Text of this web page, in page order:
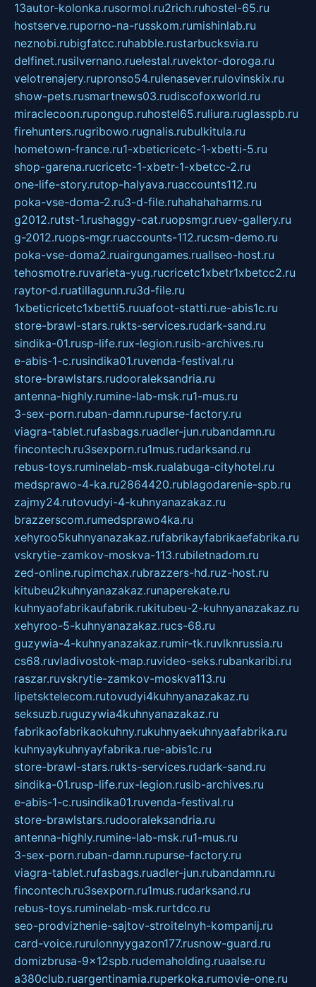
13autor-kolonka.rusormol.ru2rich.ruhostel-65.ru
hostserve.ruporno-na-russkom.rumishinlab.ru
neznobi.rubigfatcc.ruhabble.rustarbucksvia.ru
delfinet.rusilvernano.ruelestal.ruvektor-doroga.ru
velotrenajery.rupronso54.rulenasever.rulovinskix.ru
show-pets.rusmartnews03.rudiscofoxworld.ru
miraclecoon.rupongup.ruhostel65.ruliura.ruglasspb.ru
firehunters.rugribowo.rugnalis.rubulkitula.ru
hometown-france.ru1-xbeticricetc-1-xbetti-5.ru
shop-garena.rucricetc-1-xbetr-1-xbetcc-2.ru
one-life-story.rutop-halyava.ruaccounts112.ru
poka-vse-doma-2.ru3-d-file.ruhahahaharms.ru
g2012.rutst-1.rushaggy-cat.ruopsmgr.ruev-gallery.ru
g-2012.ruops-mgr.ruaccounts-112.rucsm-demo.ru
poka-vse-doma2.ruairgungames.ruallseo-host.ru
tehosmotre.ruvarieta-yug.rucricetc1xbetr1xbetcc2.ru
raytor-d.ruatillagunn.ru3d-file.ru
1xbeticricetc1xbetti5.ruuafoot-statti.rue-abis1c.ru
store-brawl-stars.rukts-services.rudark-sand.ru
sindika-01.rusp-life.rux-legion.rusib-archives.ru
e-abis-1-c.rusindika01.ruvenda-festival.ru
store-brawlstars.rudooraleksandria.ru
antenna-highly.rumine-lab-msk.ru1-mus.ru
3-sex-porn.ruban-damn.rupurse-factory.ru
viagra-tablet.rufasbags.ruadler-jun.rubandamn.ru
fincontech.ru3sexporn.ru1mus.rudarksand.ru
rebus-toys.ruminelab-msk.rualabuga-cityhotel.ru
medsprawo-4-ka.ru2864420.rublagodarenie-spb.ru
zajmy24.rutovudyi-4-kuhnyanazakaz.ru
brazzerscom.rumedsprawo4ka.ru
xehyroo5kuhnyanazakaz.rufabrikayfabrikaefabrika.ru
vskrytie-zamkov-moskva-113.rubiletnadom.ru
zed-online.rupimchax.rubrazzers-hd.ruz-host.ru
kitubeu2kuhnyanazakaz.runaperekate.ru
kuhnyaofabrikaufabrik.rukitubeu-2-kuhnyanazakaz.ru
xehyroo-5-kuhnyanazakaz.rucs-68.ru
guzywia-4-kuhnyanazakaz.rumir-tk.ruvlknrussia.ru
cs68.ruvladivostok-map.ruvideo-seks.rubankaribi.ru
raszar.ruvskrytie-zamkov-moskva113.ru
lipetsktelecom.rutovudyi4kuhnyanazakaz.ru
seksuzb.ruguzywia4kuhnyanazakaz.ru
fabrikaofabrikaokuhny.rukuhnyaekuhnyaafabrika.ru
kuhnyaykuhnyayfabrika.rue-abis1c.ru
store-brawl-stars.rukts-services.rudark-sand.ru
sindika-01.rusp-life.rux-legion.rusib-archives.ru
e-abis-1-c.rusindika01.ruvenda-festival.ru
store-brawlstars.rudooraleksandria.ru
antenna-highly.rumine-lab-msk.ru1-mus.ru
3-sex-porn.ruban-damn.rupurse-factory.ru
viagra-tablet.rufasbags.ruadler-jun.rubandamn.ru
fincontech.ru3sexporn.ru1mus.rudarksand.ru
rebus-toys.ruminelab-msk.rurtdco.ru
seo-prodvizhenie-sajtov-stroitelnyh-kompanij.ru
card-voice.rurulonnyygazon177.rusnow-guard.ru
domizbrusa-9x12spb.rudemaholding.ruaalse.ru
a380club.ruargentinamia.ruperkoka.rumovie-one.ru